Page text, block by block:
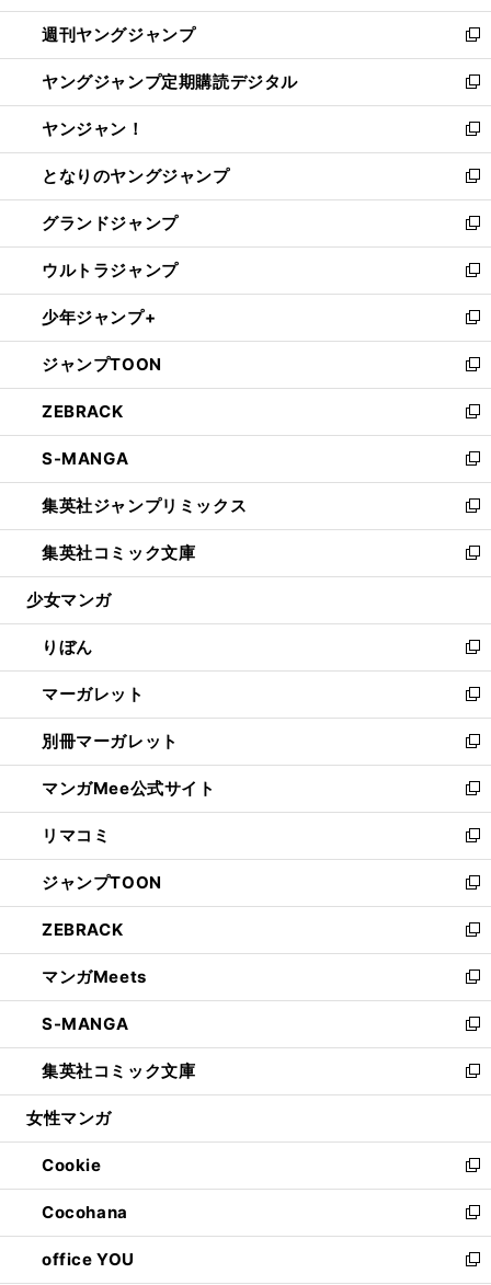
開
く
ウ
で
開
く
ン
ド
ウ
で
開
く
ウ
ィ
ン
ド
ウ
で
開
く
週刊ヤングジャンプ
新
し
い
ウ
ィ
ン
ド
ウ
で
開
く
ヤングジャンプ定期購読デジタル
新
し
い
ウ
ィ
ン
ド
ウ
で
開
く
ヤンジャン！
新
し
い
ウ
ィ
ン
ド
ウ
で
開
く
となりのヤングジャンプ
新
し
い
ウ
ィ
ン
ド
ウ
で
開
く
グランドジャンプ
新
し
い
ウ
ィ
ン
ド
ウ
で
開
く
ウルトラジャンプ
新
し
い
ウ
ィ
ン
ド
ウ
で
開
く
少年ジャンプ+
新
し
い
ウ
ィ
ン
ド
ウ
で
開
く
ジャンプTOON
新
し
い
ウ
ィ
ン
ド
ウ
で
開
ZEBRACK
新
し
い
ウ
ィ
ン
ド
ウ
開
く
S-MANGA
新
し
い
ウ
ィ
ン
ウ
で
開
く
集英社ジャンプリミックス
新
し
い
ウ
ン
ド
ウ
で
開
く
集英社コミック文庫
新
し
ウ
ィ
ン
ド
ウ
で
開
く
少女マンガ
りぼん
新
し
い
ウ
ィ
ン
ド
ウ
で
開
く
マーガレット
新
し
い
ウ
ィ
ン
ド
ウ
で
開
く
別冊マーガレット
新
し
い
ウ
ィ
ン
ド
ウ
で
開
く
マンガMee公式サイト
新
し
い
ウ
ィ
ン
ド
ウ
で
開
く
リマコミ
新
し
い
ウ
ィ
ン
ド
ウ
で
開
く
ジャンプTOON
新
し
い
ウ
ィ
ン
ド
ウ
で
開
ZEBRACK
新
し
い
ウ
ィ
ン
ド
ウ
開
く
マンガMeets
新
し
い
ウ
ィ
ン
ウ
で
開
く
S-MANGA
新
し
い
ウ
ン
ド
ウ
で
開
く
集英社コミック文庫
新
し
ウ
ィ
ン
ド
ウ
で
女性マンガ
Cookie
新
し
い
ウ
ィ
Cocohana
新
し
い
office YOU
新